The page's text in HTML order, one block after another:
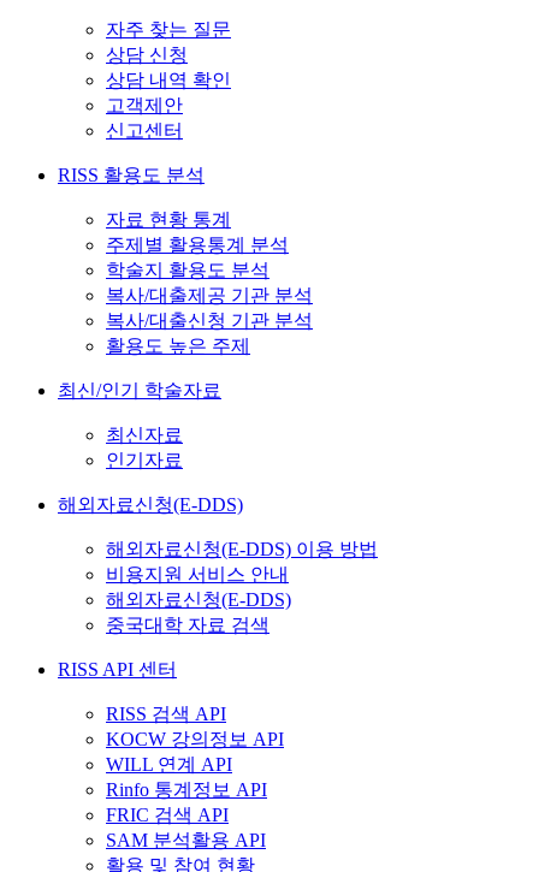
자주 찾는 질문
상담 신청
상담 내역 확인
고객제안
신고센터
RISS 활용도 분석
자료 현황 통계
주제별 활용통계 분석
학술지 활용도 분석
복사/대출제공 기관 분석
복사/대출신청 기관 분석
활용도 높은 주제
최신/인기 학술자료
최신자료
인기자료
해외자료신청(E-DDS)
해외자료신청(E-DDS) 이용 방법
비용지원 서비스 안내
해외자료신청(E-DDS)
중국대학 자료 검색
RISS API 센터
RISS 검색 API
KOCW 강의정보 API
WILL 연계 API
Rinfo 통계정보 API
FRIC 검색 API
SAM 분석활용 API
활용 및 참여 현황